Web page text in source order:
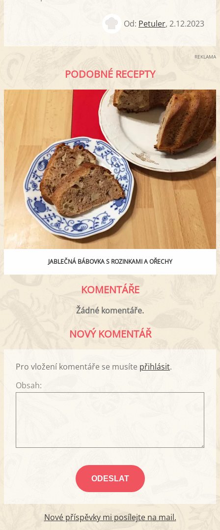
Od: Petuler, 2.12.2023
REKLAMA
PODOBNÉ RECEPTY
JABLEČNÁ BÁBOVKA S ROZINKAMI A OŘECHY
KOMENTÁŘE
Žádné komentáře.
NOVÝ KOMENTÁŘ
Pro vložení komentáře se musíte přihlásit.
Obsah:
Nové příspěvky mi posílejte na mail.